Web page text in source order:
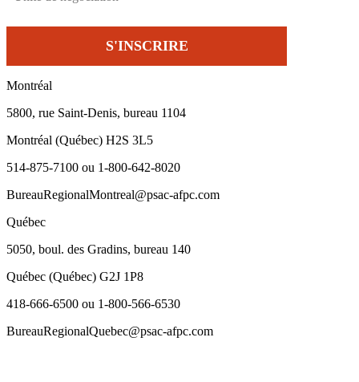
Montréal
5800, rue Saint-Denis, bureau 1104
Montréal (Québec) H2S 3L5
514-875-7100 ou 1-800-642-8020
BureauRegionalMontreal@psac-afpc.com
Québec
5050, boul. des Gradins, bureau 140
Québec (Québec) G2J 1P8
418-666-6500 ou 1-800-566-6530
BureauRegionalQuebec@psac-afpc.com